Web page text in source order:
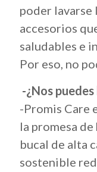
poder lavarse
accesorios
saludables e
Por eso, no
-¿Nos
-Promis Care
la promesa
bucal de alta
sostenible